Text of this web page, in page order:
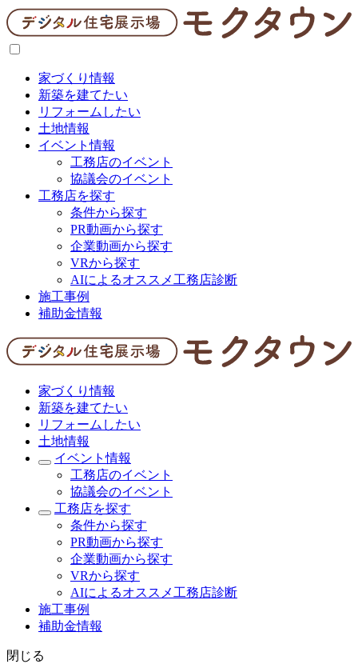
家づくり情報
新築を建てたい
リフォームしたい
土地情報
イベント情報
工務店のイベント
協議会のイベント
工務店を探す
条件から探す
PR動画から探す
企業動画から探す
VRから探す
AIによるオススメ工務店診断
施工事例
補助金情報
家づくり情報
新築を建てたい
リフォームしたい
土地情報
イベント情報
工務店のイベント
協議会のイベント
工務店を探す
条件から探す
PR動画から探す
企業動画から探す
VRから探す
AIによるオススメ工務店診断
施工事例
補助金情報
閉じる